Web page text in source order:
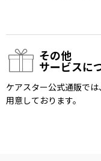
その他
サービスに
ケアスター公式通販で
用意しております。